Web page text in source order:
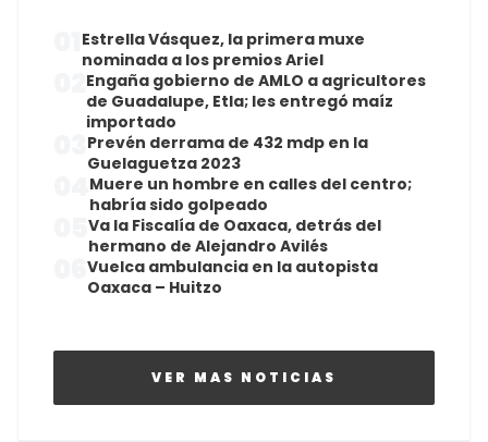
Estrella Vásquez, la primera muxe
nominada a los premios Ariel
Engaña gobierno de AMLO a agricultores
de Guadalupe, Etla; les entregó maíz
importado
Prevén derrama de 432 mdp en la
Guelaguetza 2023
Muere un hombre en calles del centro;
habría sido golpeado
Va la Fiscalía de Oaxaca, detrás del
hermano de Alejandro Avilés
Vuelca ambulancia en la autopista
Oaxaca – Huitzo
VER MAS NOTICIAS